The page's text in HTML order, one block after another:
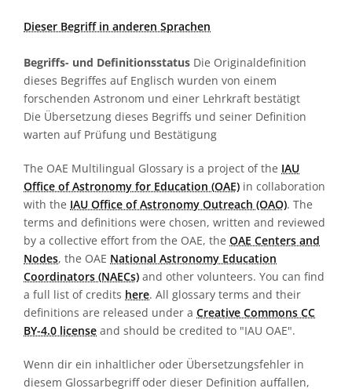
Dieser Begriff in anderen Sprachen
Begriffs- und Definitionsstatus Die Originaldefinition
dieses Begriffes auf Englisch wurden von einem
forschenden Astronom und einer Lehrkraft bestätigt
Die Übersetzung dieses Begriffs und seiner Definition
warten auf Prüfung und Bestätigung
The OAE Multilingual Glossary is a project of the IAU
Office of Astronomy for Education (OAE) in collaboration
with the IAU Office of Astronomy Outreach (OAO). The
terms and definitions were chosen, written and reviewed
by a collective effort from the OAE, the OAE Centers and
Nodes, the OAE National Astronomy Education
Coordinators (NAECs) and other volunteers. You can find
a full list of credits here. All glossary terms and their
definitions are released under a Creative Commons CC
BY-4.0 license and should be credited to "IAU OAE".
Wenn dir ein inhaltlicher oder Übersetzungsfehler in
diesem Glossarbegriff oder dieser Definition auffallen,